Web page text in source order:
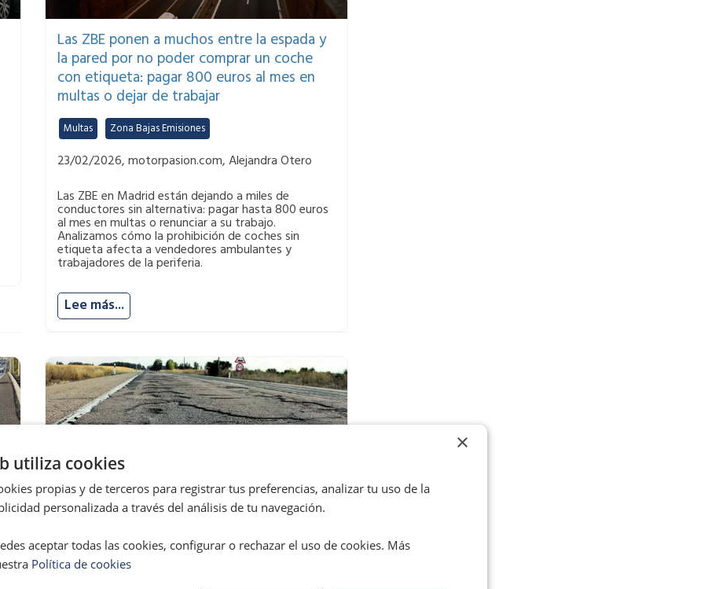
Las ZBE ponen a muchos entre la espada y
la pared por no poder comprar un coche
con etiqueta: pagar 800 euros al mes en
multas o dejar de trabajar
Multas Zona Bajas Emisiones
23/02/2026, motorpasion.com, Alejandra Otero
Las ZBE en Madrid están dejando a miles de
conductores sin alternativa: pagar hasta 800 euros
al mes en multas o renunciar a su trabajo.
Analizamos cómo la prohibición de coches sin
etiqueta afecta a vendedores ambulantes y
trabajadores de la periferia.
Lee más...
modelo de reclamación patrimonial por los
daños causados por el lamentable estado
×
utiliza cookies
propias y de terceros para registrar tus preferencias, analizar tu uso de la
personalizada a través del análisis de tu navegación.
aceptar todas las cookies, configurar o rechazar el uso de cookies. Más
Política de cookies